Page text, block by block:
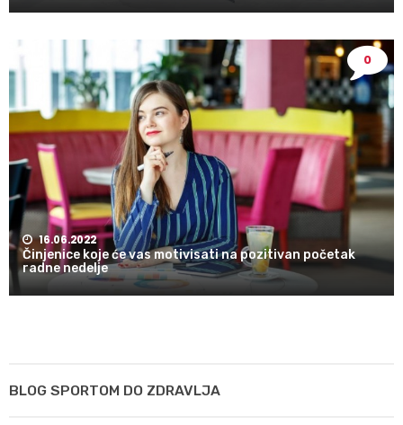
0
16.06.2022
Činjenice koje će vas motivisati na pozitivan početak
radne nedelje
BLOG SPORTOM DO ZDRAVLJA